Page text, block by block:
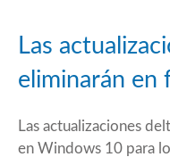
Las
eliminarán en
Las actualizaciones
en Windows 10 para